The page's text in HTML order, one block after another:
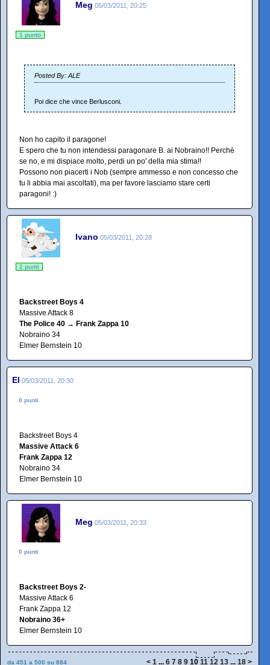
Meg 05/03/2011, 20:25
1 punto
Posted By: ALE
Poi dice che vince Berlusconi.
Non ho capito il paragone!
E spero che tu non intendessi paragonare B. ai Nobraino!! Perchè
se no, e mi dispiace molto, perdi un po' della mia stima!!
Possono non piacerti i Nob (sempre ammesso e non concesso che
tu li abbia mai ascoltati), ma per favore lasciamo stare certi
paragoni! :)
Ivano 05/03/2011, 20:28
2 punti
Backstreet Boys 4
Massive Attack 8
The Police 40 → Frank Zappa 10
Nobraino 34
Elmer Bernstein 10
El 05/03/2011, 20:30
0 punti
Backstreet Boys 4
Massive Attack 6
Frank Zappa 12
Nobraino 34
Elmer Bernstein 10
Meg 05/03/2011, 20:33
0 punti
Backstreet Boys 2-
Massive Attack 6
Frank Zappa 12
Nobraino 36+
Elmer Bernstein 10
da 451 a 500 su 884 < 1 ... 6 7 8 9 10 11 12 13 ... 18 >